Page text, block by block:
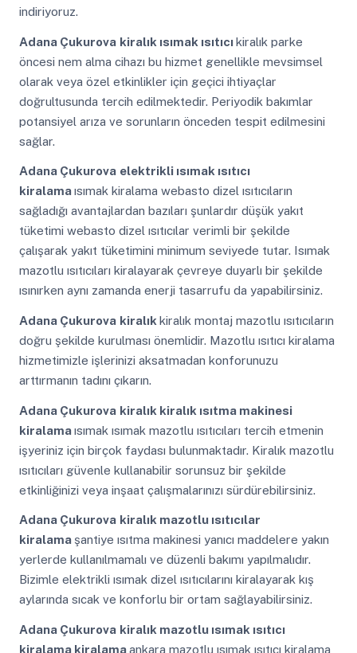
indiriyoruz.
Adana Çukurova kiralık ısımak ısıtıcıkiralık parke
öncesi nem alma cihazı bu hizmet genellikle mevsimsel
olarak veya özel etkinlikler için geçici ihtiyaçlar
doğrultusunda tercih edilmektedir. Periyodik bakımlar
potansiyel arıza ve sorunların önceden tespit edilmesini
sağlar.
Adana Çukurova elektrikli ısımak ısıtıcı
kiralamaısımak kiralama webasto dizel ısıtıcıların
sağladığı avantajlardan bazıları şunlardır düşük yakıt
tüketimi webasto dizel ısıtıcılar verimli bir şekilde
çalışarak yakıt tüketimini minimum seviyede tutar. Isımak
mazotlu ısıtıcıları kiralayarak çevreye duyarlı bir şekilde
ısınırken aynı zamanda enerji tasarrufu da yapabilirsiniz.
Adana Çukurova kiralık kiralık montaj mazotlu ısıtıcıların
doğru şekilde kurulması önemlidir. Mazotlu ısıtıcı kiralama
hizmetimizle işlerinizi aksatmadan konforunuzu
arttırmanın tadını çıkarın.
Adana Çukurova kiralık kiralık ısıtma makinesi
kiralamaısımak ısımak mazotlu ısıtıcıları tercih etmenin
işyeriniz için birçok faydası bulunmaktadır. Kiralık mazotlu
ısıtıcıları güvenle kullanabilir sorunsuz bir şekilde
etkinliğinizi veya inşaat çalışmalarınızı sürdürebilirsiniz.
Adana Çukurova kiralık mazotlu ısıtıcılar
kiralama şantiye ısıtma makinesi yanıcı maddelere yakın
yerlerde kullanılmamalı ve düzenli bakımı yapılmalıdır.
Bizimle elektrikli ısımak dizel ısıtıcılarını kiralayarak kış
aylarında sıcak ve konforlu bir ortam sağlayabilirsiniz.
Adana Çukurova kiralık mazotlu ısımak ısıtıcı
kiralama kiralamaankara mazotlu ısımak ısıtıcı kiralama